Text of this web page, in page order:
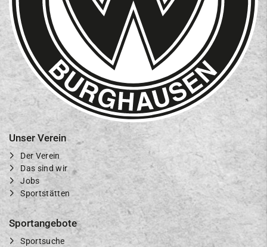
Unser Verein
Der Verein
Das sind wir
Jobs
Sportstätten
Sportangebote
Sportsuche